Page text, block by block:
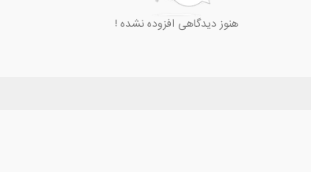
هنوز دیدگاهی افزوده نشده !